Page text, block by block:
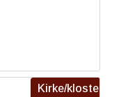
Kirke/kloster